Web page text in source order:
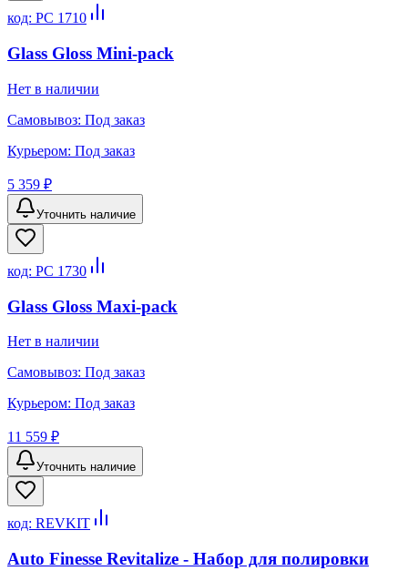
код: PC 1710
Glass Gloss Mini-pack
Нет в наличии
Самовывоз: Под заказ
Курьером: Под заказ
5 359 ₽
Уточнить наличие
код: PC 1730
Glass Gloss Maxi-pack
Нет в наличии
Самовывоз: Под заказ
Курьером: Под заказ
11 559 ₽
Уточнить наличие
код: REVKIT
Auto Finesse Revitalize - Набор для полировки